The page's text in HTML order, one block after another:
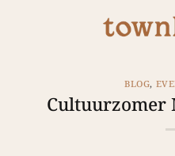
BLOG,
Cultuurzomer